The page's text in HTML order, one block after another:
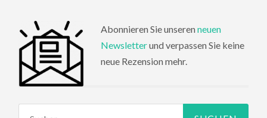
Abonnieren Sie unseren neuen
Newsletterund verpassen Sie keine
neue Rezension mehr.